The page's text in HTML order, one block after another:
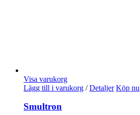
Visa varukorg
Lägg till i varukorg / Detaljer Köp nu
Smultron